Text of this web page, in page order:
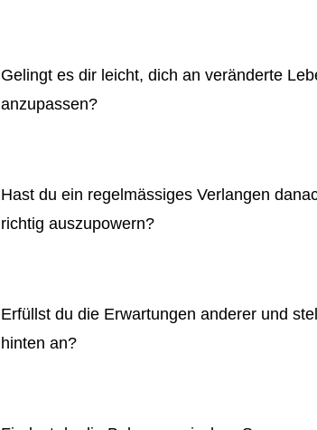
Gelingt es dir leicht, dich an veränderte
anzupassen?
Hast du ein regelmässiges Verlangen
richtig auszupowern?
Erfüllst du die Erwartungen anderer und
hinten an?